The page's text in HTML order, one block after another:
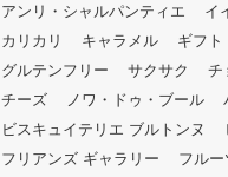
アンリ・シャルパンティエ
イ
カリカリ
キャラメル
ギフト
グルテンフリー
サクサク
チ
チーズ
ノワ・ドゥ・ブール
ビスキュイテリエ ブルトンヌ
フリアンズ ギャラリー
フルー